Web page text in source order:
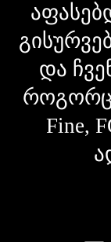
და
როგორც
Fine,